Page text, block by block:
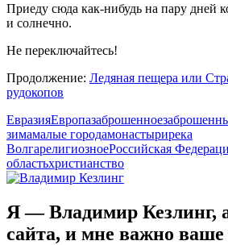
Приеду сюда как-нибудь на пару дней
и солнечно.
Не переключайтесь!
Продолжение: Ледяная пещера или
рудокопов
ЕвразияЕвропазаброшенное
зимамалые городамонастырирека
ВолгарелигиозноеРоссийская
областьхристианство
Я — Владимир Кезлинг,
сайта, и мне важно